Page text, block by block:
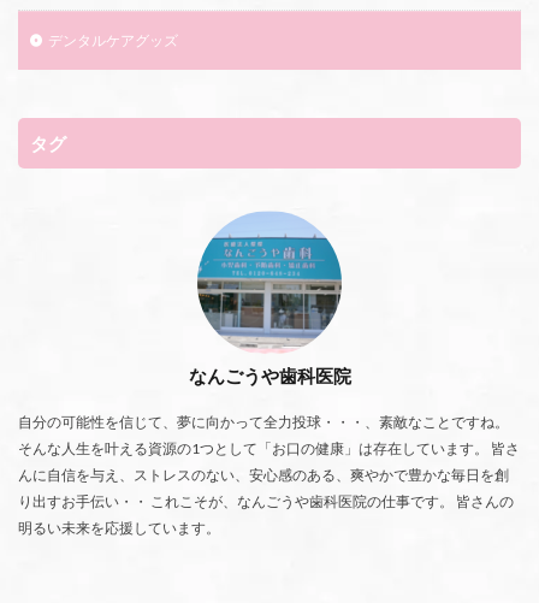
デンタルケアグッズ
タグ
なんごうや歯科医院
自分の可能性を信じて、夢に向かって全力投球・・・、素敵なことですね。
そんな人生を叶える資源の1つとして「お口の健康」は存在しています。 皆さ
んに自信を与え、ストレスのない、安心感のある、爽やかで豊かな毎日を創
り出すお手伝い・・ これこそが、なんごうや歯科医院の仕事です。 皆さんの
明るい未来を応援しています。